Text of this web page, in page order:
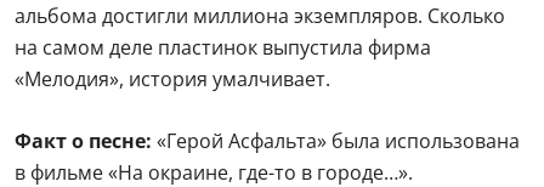
альбома достигли миллиона экземпляров. Сколько
на самом деле пластинок выпустила фирма
«Мелодия», история умалчивает.
Факт о песне: «Герой Асфальта» была использована
в фильме «На окраине, где-то в городе…».